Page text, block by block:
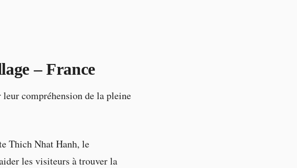
– France
compréhension de la pleine
Thich Nhat Hanh, le
les visiteurs à trouver la